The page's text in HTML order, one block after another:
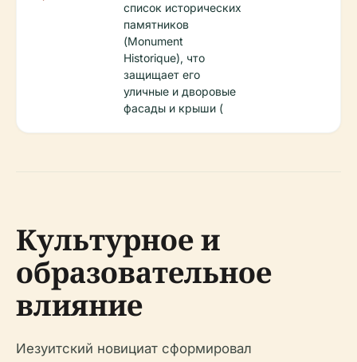
список исторических
памятников
(Monument
Historique), что
защищает его
уличные и дворовые
фасады и крыши (
Культурное и
образовательное
влияние
Иезуитский новициат сформировал